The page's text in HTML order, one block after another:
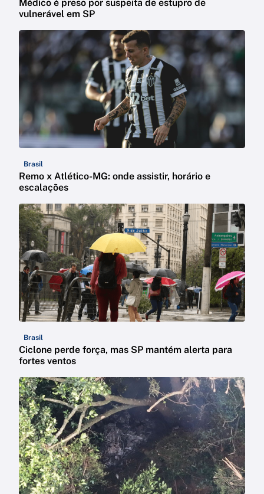
Médico é preso por suspeita de estupro de
vulnerável em SP
Brasil
Remo x Atlético-MG: onde assistir, horário e
escalações
Brasil
Ciclone perde força, mas SP mantém alerta para
fortes ventos